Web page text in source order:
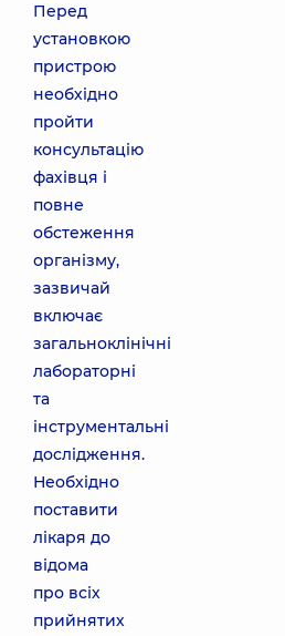
Перед
установкою
пристрою
необхідно
пройти
консультацію
фахівця і
повне
обстеження
організму,
зазвичай
включає
загальноклінічні
лабораторні
та
інструментальні
дослідження.
Необхідно
поставити
лікаря до
відома
про всіх
прийнятих